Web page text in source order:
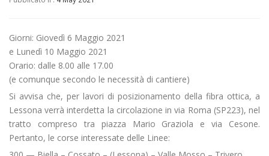
Giorni: Giovedì 6 Maggio 2021
e Lunedì 10 Maggio 2021
Orario: dalle 8.00 alle 17.00
(e comunque secondo le necessità di cantiere)
Si avvisa che, per lavori di posizionamento della fibra ottica, a
Lessona verrà interdetta la circolazione in via Roma (SP223), nel
tratto compreso tra piazza Mario Graziola e via Cesone.
Pertanto, le corse interessate delle Linee: